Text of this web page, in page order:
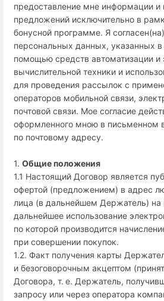
предоставление мне информации и
предложений исключительно в
бонусной программе. Я
персональных данных, указанных
помощью средств автоматизации и
вычислительной техники и
для проведения рассылок с
операторов мобильной связи,
почтовой связи. Мое согласие
оформленного мною в письменном
по почтовому адресу.
1. Общие положения
1.1 Настоящий Договор является
офертой (предложением) в адрес
лица (в дальнейшем Держатель) на
дальнейшее использование
по которой производится
при совершении покупок.
1.2. Факт получения карты
и безоговорочным акцептом
Договора, т. е. Держатель,
запросу или через оператора